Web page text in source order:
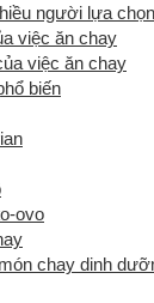
người lựa
việc ăn chay
việc ăn chay
biến
ovo
chay dinh